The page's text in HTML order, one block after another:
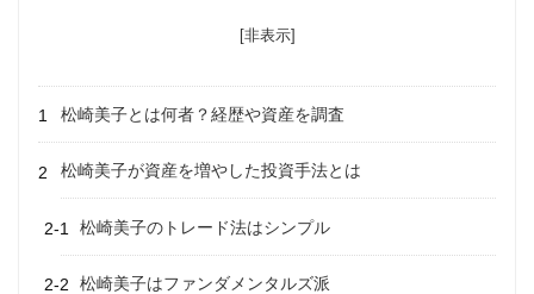
[非表示]
松崎美子とは何者？経歴や資産を調査
松崎美子が資産を増やした投資手法とは
松崎美子のトレード法はシンプル
松崎美子はファンダメンタルズ派